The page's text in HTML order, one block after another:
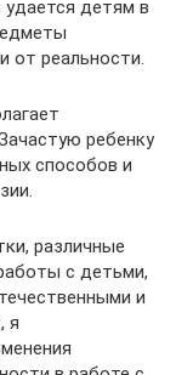
детям в
от реальности.
ребенку
способов и
различные
с детьми,
и
я